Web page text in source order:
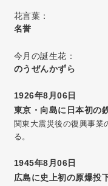
花言葉：
名誉
今月の誕生花：
のうぜんかずら
1926年8月06日
東京・向島に日本初の
関東大震災後の復興事業
る。
1945年8月06日
広島に史上初の原爆投